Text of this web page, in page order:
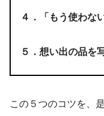
４．「もう使わな
５．想い出の品を
この５つのコツを、